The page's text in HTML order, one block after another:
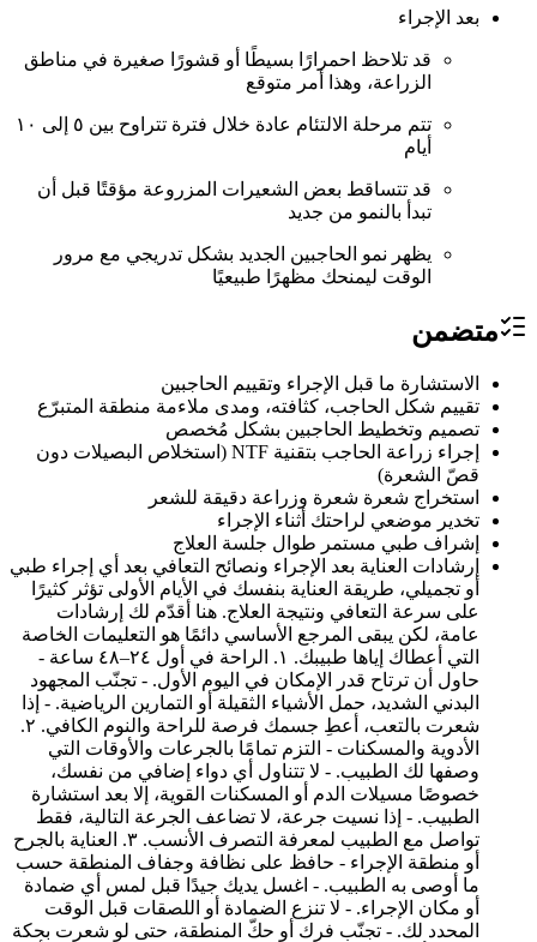
بعد الإجراء
قد تلاحظ احمرارًا بسيطًا أو قشورًا صغيرة في مناطق
الزراعة، وهذا أمر متوقع
تتم مرحلة الالتئام عادة خلال فترة تتراوح بين ٥ إلى ١٠
أيام
قد تتساقط بعض الشعيرات المزروعة مؤقتًا قبل أن
تبدأ بالنمو من جديد
يظهر نمو الحاجبين الجديد بشكل تدريجي مع مرور
الوقت ليمنحك مظهرًا طبيعيًا
متضمن
الاستشارة ما قبل الإجراء وتقييم الحاجبين
تقييم شكل الحاجب، كثافته، ومدى ملاءمة منطقة المتبرّع
تصميم وتخطيط الحاجبين بشكل مُخصص
إجراء زراعة الحاجب بتقنية NTF (استخلاص البصيلات دون
قصّ الشعرة)
استخراج شعرة شعرة وزراعة دقيقة للشعر
تخدير موضعي لراحتك أثناء الإجراء
إشراف طبي مستمر طوال جلسة العلاج
إرشادات العناية بعد الإجراء ونصائح التعافي بعد أي إجراء طبي
أو تجميلي، طريقة العناية بنفسك في الأيام الأولى تؤثر كثيرًا
على سرعة التعافي ونتيجة العلاج. هنا أقدّم لك إرشادات
عامة، لكن يبقى المرجع الأساسي دائمًا هو التعليمات الخاصة
التي أعطاك إياها طبيبك. ١. الراحة في أول ٢٤–٤٨ ساعة -
حاول أن ترتاح قدر الإمكان في اليوم الأول. - تجنّب المجهود
البدني الشديد، حمل الأشياء الثقيلة أو التمارين الرياضية. - إذا
شعرت بالتعب، أعطِ جسمك فرصة للراحة والنوم الكافي. ٢.
الأدوية والمسكنات - التزم تمامًا بالجرعات والأوقات التي
وصفها لك الطبيب. - لا تتناول أي دواء إضافي من نفسك،
خصوصًا مسيلات الدم أو المسكنات القوية، إلا بعد استشارة
الطبيب. - إذا نسيت جرعة، لا تضاعف الجرعة التالية، فقط
تواصل مع الطبيب لمعرفة التصرف الأنسب. ٣. العناية بالجرح
أو منطقة الإجراء - حافظ على نظافة وجفاف المنطقة حسب
ما أوصى به الطبيب. - اغسل يديك جيدًا قبل لمس أي ضمادة
أو مكان الإجراء. - لا تنزع الضمادة أو اللصقات قبل الوقت
المحدد لك. - تجنّب فرك أو حكّ المنطقة، حتى لو شعرت بحكة